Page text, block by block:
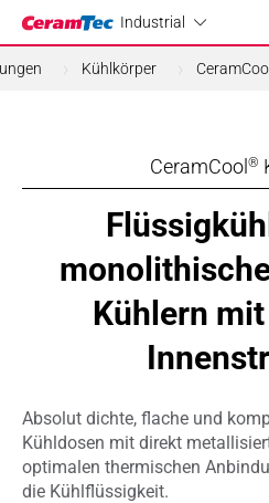
Industrial
Industrial
Kühlkörper
CeramCool ®
Kühlern
Absolut dichte, flache und
Kühldosen mit direkt
optimalen thermischen
die Kühlflüssigkeit.